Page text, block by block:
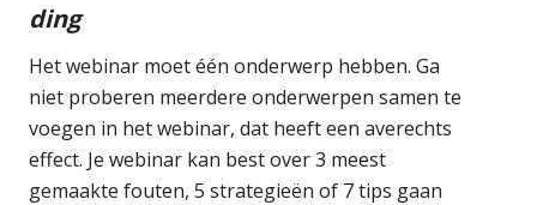
ding
Het webinar moet één onderwerp hebben. Ga
niet proberen meerdere onderwerpen samen te
voegen in het webinar, dat heeft een averechts
effect. Je webinar kan best over 3 meest
gemaakte fouten, 5 strategieën of 7 tips gaan